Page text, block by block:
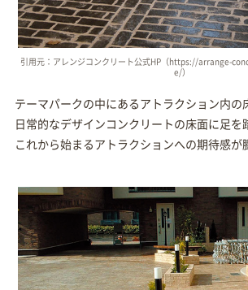
引用元：アレンジコンクリート公式HP（https://arrange-
e/）
テーマパークの中にあるアトラクション内の
日常的なデザインコンクリートの床面に足を
これから始まるアトラクションへの期待感が